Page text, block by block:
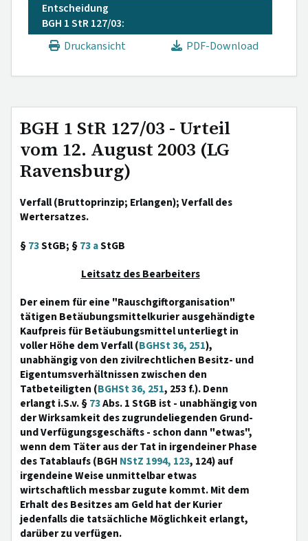
Entscheidung
BGH 1 StR 127/03:
Druckansicht
PDF-Download
BGH 1 StR 127/03 - Urteil
vom 12. August 2003 (LG
Ravensburg)
Verfall (Bruttoprinzip; Erlangen); Verfall des
Wertersatzes.
§73StGB; §73 aStGB
Leitsatz des Bearbeiters
Der einem für eine "Rauschgiftorganisation"
tätigen Betäubungsmittelkurier ausgehändigte
Kaufpreis für Betäubungsmittel unterliegt in
voller Höhe dem Verfall (BGHSt 36, 251),
unabhängig von den zivilrechtlichen Besitz- und
Eigentumsverhältnissen zwischen den
Tatbeteiligten (BGHSt 36, 251, 253 f.). Denn
erlangt i.S.v. §73Abs. 1 StGB ist - unabhängig von
der Wirksamkeit des zugrundeliegenden Grund-
und Verfügungsgeschäfts - schon dann "etwas",
wenn dem Täter aus der Tat in irgendeiner Phase
des Tatablaufs (BGH NStZ 1994, 123, 124) auf
irgendeine Weise unmittelbar etwas
wirtschaftlich messbar zugute kommt. Mit dem
Erhalt des Besitzes am Geld hat der Kurier
jedenfalls die tatsächliche Möglichkeit erlangt,
darüber zu verfügen.